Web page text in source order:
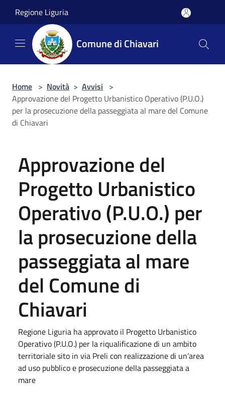
Regione Liguria
Comune di Chiavari
Home > Novità > Avvisi >
Approvazione del Progetto Urbanistico Operativo (P.U.O.)
per la prosecuzione della passeggiata al mare del Comune
di Chiavari
Approvazione del
Progetto Urbanistico
Operativo (P.U.O.) per
la prosecuzione della
passeggiata al mare
del Comune di
Chiavari
Regione Liguria ha approvato il Progetto Urbanistico
Operativo (P.U.O.) per la riqualificazione di un ambito
territoriale sito in via Preli con realizzazione di un’area
ad uso pubblico e prosecuzione della passeggiata a
mare